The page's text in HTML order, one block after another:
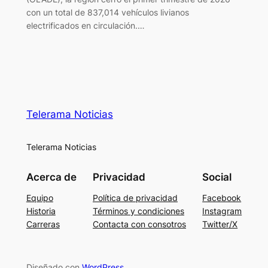
con un total de 837,014 vehículos livianos
electrificados en circulación.…
Telerama Noticias
Telerama Noticias
Acerca de
Equipo
Historia
Carreras
Privacidad
Política de privacidad
Términos y condiciones
Contacta con consotros
Social
Facebook
Instagram
Twitter/X